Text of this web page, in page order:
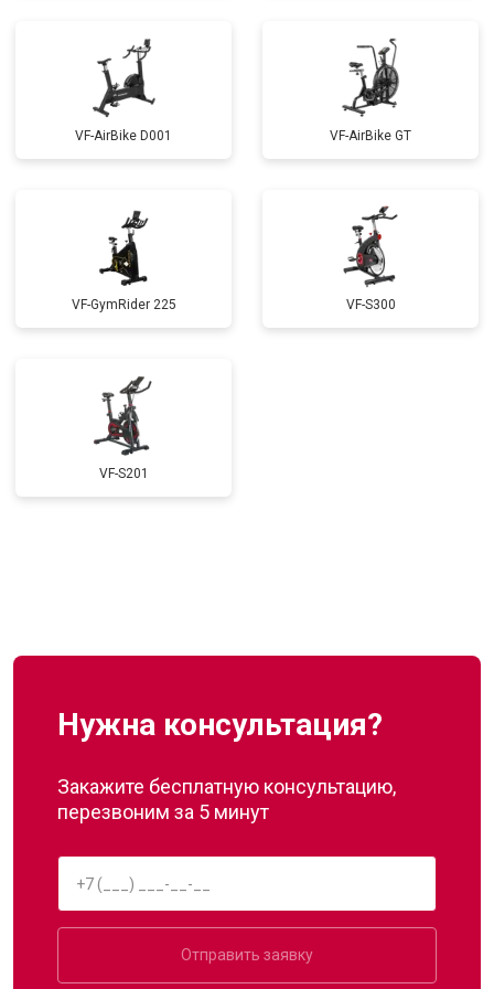
VF-AirBike D001 VF-AirBike GT
VF-GymRider 225 VF-S300
VF-S201
Нужна консультация?
Закажите бесплатную консультацию,
перезвоним за 5 минут
Отправить заявку